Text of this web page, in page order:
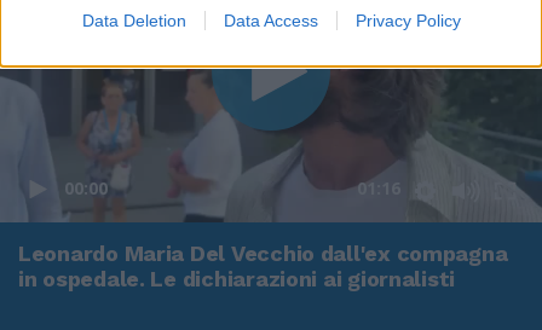
Data Deletion Data Access Privacy Policy
00:00 01:16
Leonardo Maria Del Vecchio dall'ex compagna
in ospedale. Le dichiarazioni ai giornalisti